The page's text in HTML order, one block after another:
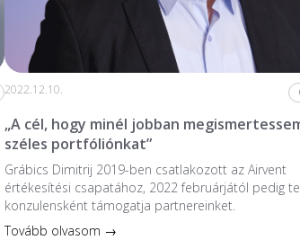
2022.12.10.
„A cél, hogy minél jobban
széles portfóliónkat”
Grábics Dimitrij 2019-ben csatlakozott az Airvent
értékesítési csapatához, 2022 februárjától pedig
konzulensként támogatja partnereinket.
Tovább olvasom →